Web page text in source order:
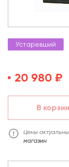
Устаревший
20 980 ₽
В
Цены
магазин